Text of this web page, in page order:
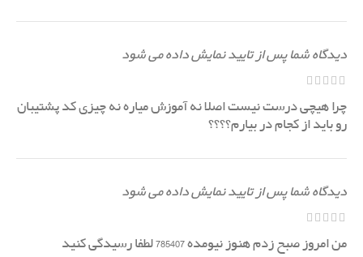
دیدگاه شما پس از تایید نمایش داده می شود
چرا هیچی درست نیست اصلا نه آموزش میاره نه چیزی کد پشتیبان
رو باید از کجام در بیارم؟؟؟؟
دیدگاه شما پس از تایید نمایش داده می شود
من امروز صبح زدم هنوز نیومده 785407 لطفا رسیدگی کنید